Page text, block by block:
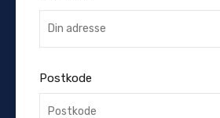
Postkode